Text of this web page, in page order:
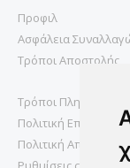
Προφιλ
Ασφάλεια
Τρόποι Αποστολής
Τρόποι Πληρωμής
Πολιτική
Πολιτική Απορρήτου